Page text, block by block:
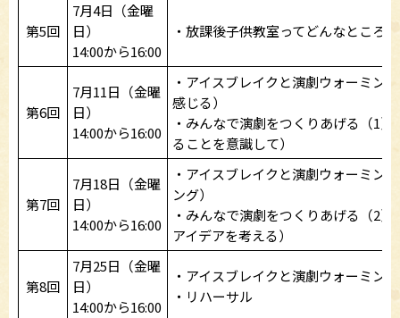
第5回
7月4日（金曜
日）
14:00から16:00
・放課後子供教室ってどんなところ
第6回
7月11日（金曜
日）
14:00から16:00
・アイスブレイクと演劇ウォーミン
感じる）
・みんなで演劇をつくりあげる（1
ることを意識して）
第7回
7月18日（金曜
日）
14:00から16:00
・アイスブレイクと演劇ウォーミン
ング）
・みんなで演劇をつくりあげる（2
アイデアを考える）
第8回
7月25日（金曜
日）
14:00から16:00
・アイスブレイクと演劇ウォーミン
・リハーサル